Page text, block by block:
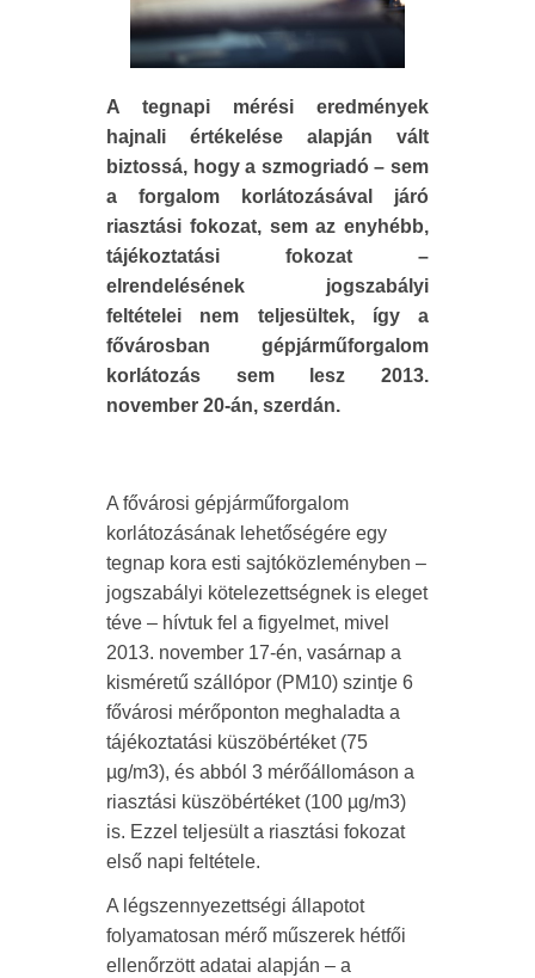
A tegnapi mérési eredmények
hajnali értékelése alapján vált
biztossá, hogy a szmogriadó – sem
a forgalom korlátozásával járó
riasztási fokozat, sem az enyhébb,
tájékoztatási fokozat –
elrendelésének jogszabályi
feltételei nem teljesültek, így a
fővárosban gépjárműforgalom
korlátozás sem lesz 2013.
november 20-án, szerdán.
A fővárosi gépjárműforgalom
korlátozásának lehetőségére egy
tegnap kora esti sajtóközleményben –
jogszabályi kötelezettségnek is eleget
téve – hívtuk fel a figyelmet, mivel
2013. november 17-én, vasárnap a
kisméretű szállópor (PM10) szintje 6
fővárosi mérőponton meghaladta a
tájékoztatási küszöbértéket (75
µg/m3), és abból 3 mérőállomáson a
riasztási küszöbértéket (100 µg/m3)
is. Ezzel teljesült a riasztási fokozat
első napi feltétele.
A légszennyezettségi állapotot
folyamatosan mérő műszerek hétfői
ellenőrzött adatai alapján – a